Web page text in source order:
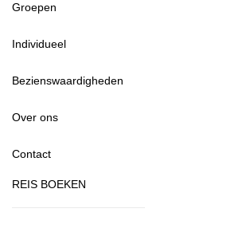
Groepen
Individueel
Bezienswaardigheden
Over ons
Contact
REIS BOEKEN